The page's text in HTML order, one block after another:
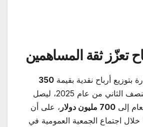
تعزّز ثقة المساهمين
أرباح نقدية بقيمة 350
عن النصف الثاني من عام 2025، ليصل
إلى 700 مليون دولار ، على أن
خلال اجتماع الجمعية العمومية في